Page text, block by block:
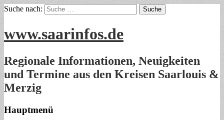
Suche nach:
www.saarinfos.de
Regionale Informationen, Neuigkeiten
und Termine aus den Kreisen Saarlouis &
Merzig
Hauptmenü